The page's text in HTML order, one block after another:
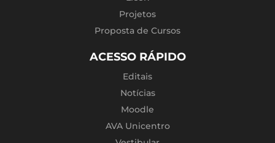
Projetos
Proposta de Cursos
ACESSO RÁPIDO
Editais
Notícias
Moodle
AVA Unicentro